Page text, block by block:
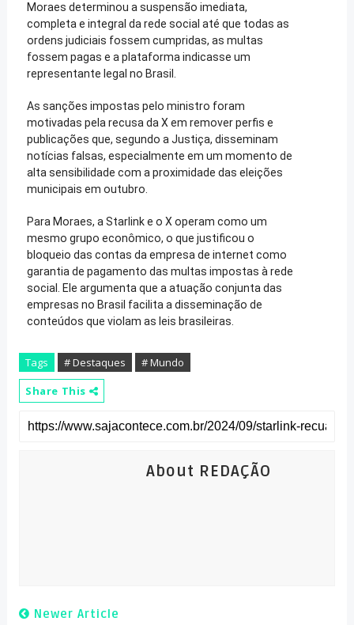
Moraes determinou a suspensão imediata,
completa e integral da rede social até que todas as
ordens judiciais fossem cumpridas, as multas
fossem pagas e a plataforma indicasse um
representante legal no Brasil.
As sanções impostas pelo ministro foram
motivadas pela recusa da X em remover perfis e
publicações que, segundo a Justiça, disseminam
notícias falsas, especialmente em um momento de
alta sensibilidade com a proximidade das eleições
municipais em outubro.
Para Moraes, a Starlink e o X operam como um
mesmo grupo econômico, o que justificou o
bloqueio das contas da empresa de internet como
garantia de pagamento das multas impostas à rede
social. Ele argumenta que a atuação conjunta das
empresas no Brasil facilita a disseminação de
conteúdos que violam as leis brasileiras.
Tags # Destaques
# Mundo
Share This
About REDAÇÃO
Newer Article